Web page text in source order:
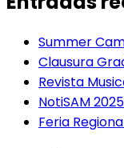
Summer
Clausura
Revista
NotiSAM
Feria